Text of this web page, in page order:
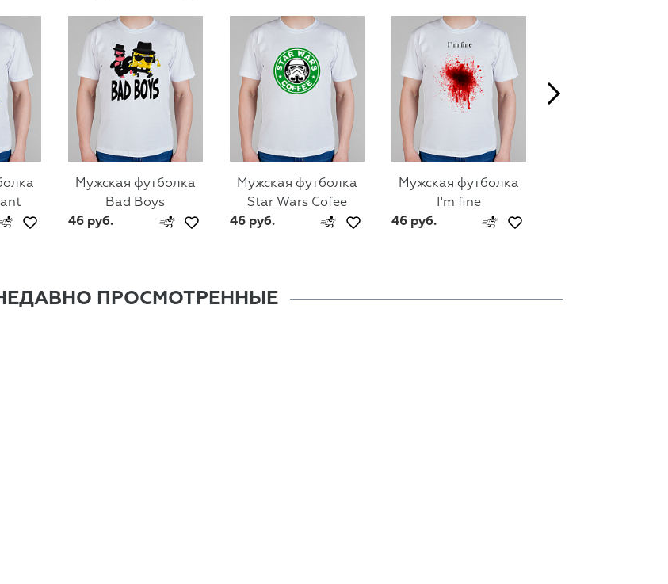
Мужская футболка
Bad Boys
46 руб.
Мужская футболка
Star Wars Cofee
46 руб.
Мужская футболка
I'm fine
46 руб.
ПРОСМОТРЕННЫЕ